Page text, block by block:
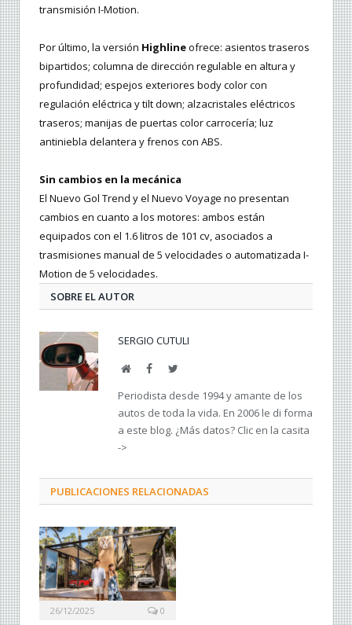
transmisión I-Motion.
Por último, la versión Highlineofrece: asientos traseros
bipartidos; columna de dirección regulable en altura y
profundidad; espejos exteriores body color con
regulación eléctrica y tilt down; alzacristales eléctricos
traseros; manijas de puertas color carrocería; luz
antiniebla delantera y frenos con ABS.
Sin cambios en la mecánica
El Nuevo Gol Trend y el Nuevo Voyage no presentan
cambios en cuanto a los motores: ambos están
equipados con el 1.6 litros de 101 cv, asociados a
trasmisiones manual de 5 velocidades o automatizada I-
Motion de 5 velocidades.
SOBRE EL AUTOR
SERGIO CUTULI
Web FacebookTwitter
Periodista desde 1994 y amante de los
autos de toda la vida. En 2006 le di forma
a este blog. ¿Más datos? Clic en la casita
->
PUBLICACIONES RELACIONADAS
26/12/2025 0